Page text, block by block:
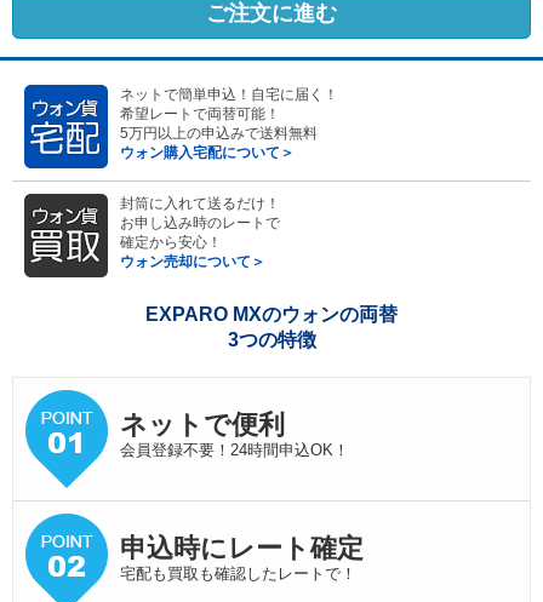
ご注文に進む
ネットで簡単申込！自宅に届く！
希望レートで両替可能！
5万円以上の申込みで送料無料
ウォン購入宅配について＞
封筒に入れて送るだけ！
お申し込み時のレートで
確定から安心！
ウォン売却について＞
EXPARO MXのウォンの両替
3つの特徴
ネットで便利
会員登録不要！24時間申込OK！
申込時にレート確定
宅配も買取も確認したレートで！